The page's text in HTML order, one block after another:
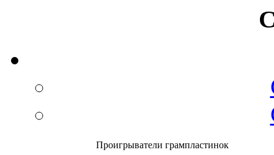
Проигрыватели грампластинок